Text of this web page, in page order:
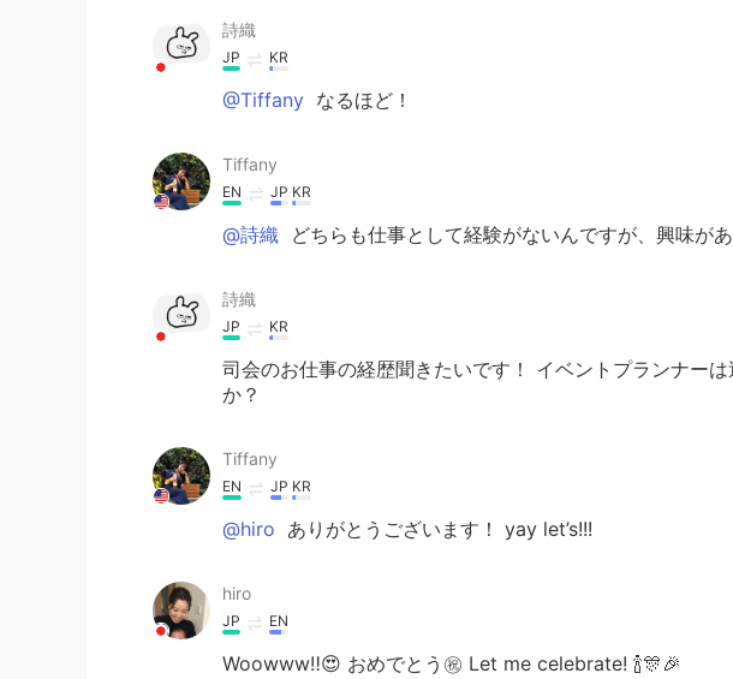
詩織
JP KR
@Tiffany なるほど！
Tiffany
EN JP KR
@詩織 どちらも仕事として経験がないんですが、興味が
詩織
JP KR
司会のお仕事の経歴聞きたいです！ イベントプランナー
か？
Tiffany
EN JP KR
@hiro ありがとうございます！ yay let’s!!!
hiro
JP EN
Woowww‼️😍 おめでとう㊗️ Let me celebrate! 🍾🎊🎉